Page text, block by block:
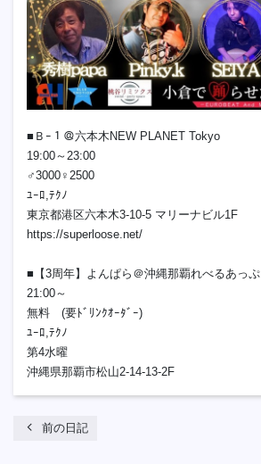
■Ｂｰ１＠六本木NEW PLANET Tokyo
19:00～23:00
♂3000♀2500
ﾕｰﾛ,ﾃｸﾉ
東京都港区六本木3-10-5 マリーナビル1F
https://superloose.net/
■【3周年】よんぱら＠沖縄那覇れべるあっぷ
21:00～
無料 (要ﾄﾞﾘﾝｸｵｰﾀﾞｰ)
ﾕｰﾛ,ﾃｸﾉ
第4水曜
沖縄県那覇市松山2-14-13-2F
chevron_left 前の日記